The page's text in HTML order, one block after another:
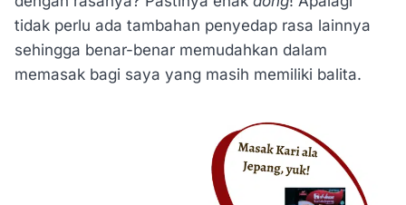
tidak perlu ada tambahan penyedap rasa lainnya
sehingga benar-benar memudahkan dalam
memasak bagi saya yang masih memiliki balita.